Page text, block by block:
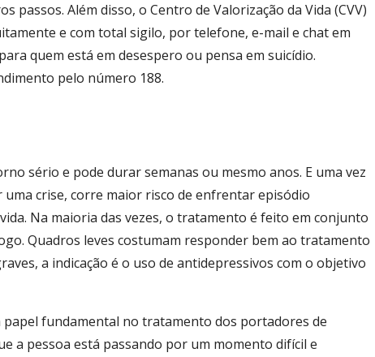
passos. Além disso, o Centro de Valorização da Vida (CVV)
e com total sigilo, por telefone, e-mail e chat em
quem está em desespero ou pensa em suicídio.
pelo número 188.
sério e pode durar semanas ou mesmo anos. E uma vez
crise, corre maior risco de enfrentar episódio
Na maioria das vezes, o tratamento é feito em conjunto
Quadros leves costumam responder bem ao tratamento
a indicação é o uso de antidepressivos com o objetivo
papel fundamental no tratamento dos portadores de
a pessoa está passando por um momento difícil e